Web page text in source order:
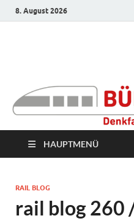
8. August 2026
starke
HAUPTMENÜ
RAIL BLOG
rail blog 260